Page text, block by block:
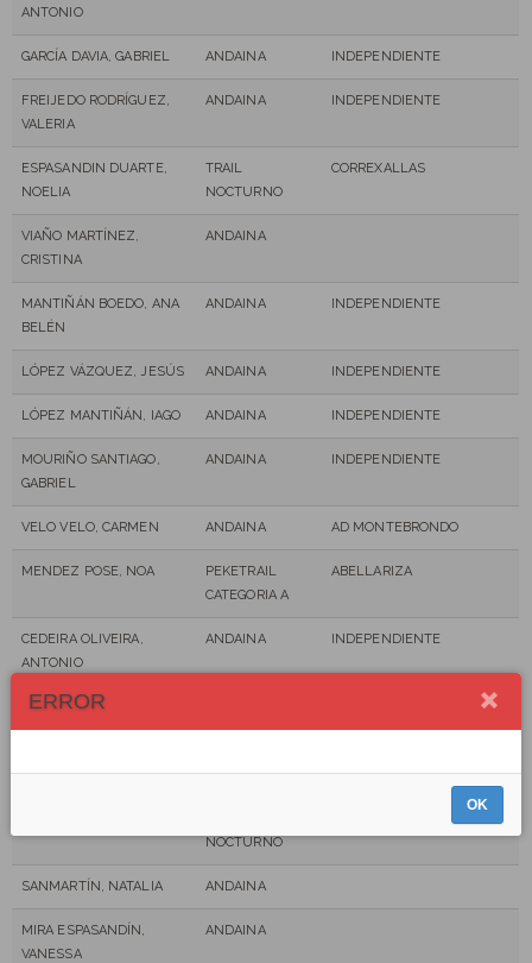
ANTONIO
GARCÍA DAVIA, GABRIEL ANDAINA INDEPENDIENTE
FREIJEDO RODRÍGUEZ,
VALERIA
ANDAINA INDEPENDIENTE
ESPASANDIN DUARTE,
NOELIA
TRAIL
NOCTURNO
CORREXALLAS
VIAÑO MARTÍNEZ,
CRISTINA
ANDAINA
MANTIÑÁN BOEDO, ANA
BELÉN
ANDAINA INDEPENDIENTE
LÓPEZ VÁZQUEZ, JESÚS ANDAINA INDEPENDIENTE
LÓPEZ MANTIÑÁN, IAGO ANDAINA INDEPENDIENTE
MOURIÑO SANTIAGO,
GABRIEL
ANDAINA INDEPENDIENTE
VELO VELO, CARMEN ANDAINA AD MONTEBRONDO
MENDEZ POSE, NOA
PEKETRAIL
CATEGORIA A
ABELLARIZA
CEDEIRA OLIVEIRA,
ANTONIO
ANDAINA INDEPENDIENTE
RODRÍGUEZ MACEIRA,
TERESA
TOREA TOREA, CELIA ANDAINA TRABANDAINAS
NOCTURNO
SANMARTÍN, NATALIA ANDAINA
MIRA ESPASANDÍN,
VANESSA
ANDAINA
ERROR
OK